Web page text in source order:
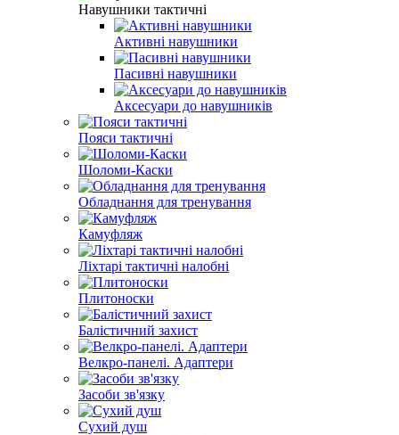
Навушники тактичні
Активні навушники
Пасивні навушники
Аксесуари до навушників
Пояси тактичні
Шоломи-Каски
Обладнання для тренування
Камуфляж
Ліхтарі тактичні налобні
Плитоноски
Балістичний захист
Велкро-панелі. Адаптери
Засоби зв'язку
Сухий душ